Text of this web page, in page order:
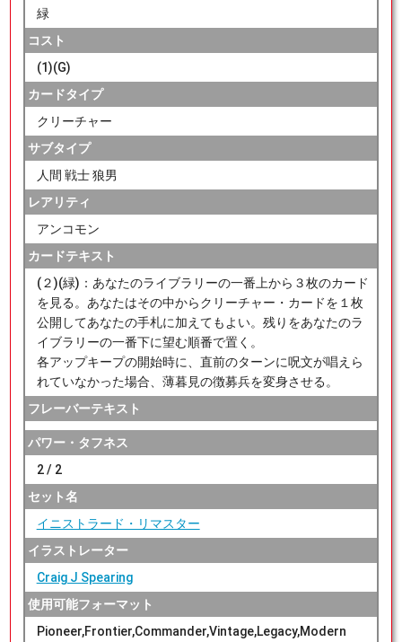
緑
コスト
(1)(G)
カードタイプ
クリーチャー
サブタイプ
人間 戦士 狼男
レアリティ
アンコモン
カードテキスト
(２)(緑)：あなたのライブラリーの一番上から３枚のカード
を見る。あなたはその中からクリーチャー・カードを１枚
公開してあなたの手札に加えてもよい。残りをあなたのラ
イブラリーの一番下に望む順番で置く。
各アップキープの開始時に、直前のターンに呪文が唱えら
れていなかった場合、薄暮見の徴募兵を変身させる。
フレーバーテキスト
パワー・タフネス
2 / 2
セット名
イニストラード・リマスター
イラストレーター
Craig J Spearing
使用可能フォーマット
Pioneer,Frontier,Commander,Vintage,Legacy,Modern